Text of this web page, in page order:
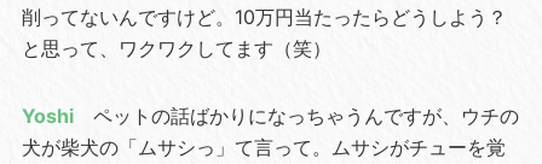
削ってないんですけど。10万円当たったらどうしよう？
と思って、ワクワクしてます（笑）
Yoshi
ペットの話ばかりになっちゃうんですが、ウチの
犬が柴犬の「ムサシっ」て言って。ムサシがチューを覚